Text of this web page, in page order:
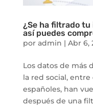
¿Se ha filtrado tu
así puedes
por admin | Abr 6,
Los datos de más
la red social, entre
españoles, han
después de una